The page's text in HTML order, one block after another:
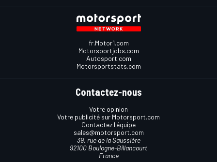
fr.Motor1.com
Motorsportjobs.com
Autosport.com
Motorsportstats.com
Contactez-nous
Votre opinion
Votre publicité sur Motorsport.com
Contactez l'équipe
sales@motorsport.com
39, rue de la Saussière
92100 Boulogne-Billancourt
France